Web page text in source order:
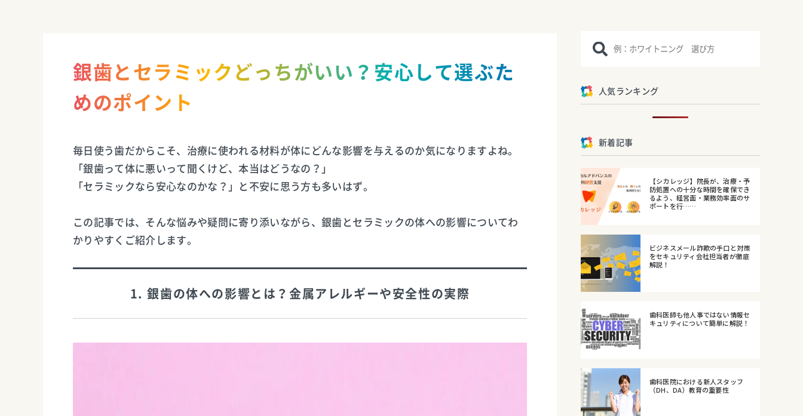
銀歯とセラミックどっちがいい？安心して選ぶた
めのポイント
毎日使う歯だからこそ、治療に使われる材料が体にどんな影響を与えるのか気になりますよね。
「銀歯って体に悪いって聞くけど、本当はどうなの？」
「セラミックなら安心なのかな？」と不安に思う方も多いはず。
この記事では、そんな悩みや疑問に寄り添いながら、銀歯とセラミックの体への影響についてわ
かりやすくご紹介します。
1. 銀歯の体への影響とは？金属アレルギーや安全性の実際
人気ランキング
新着記事
【シカレッジ】院長が、治療・予
防処置への十分な時間を確保でき
るよう、経営面・業務効率面のサ
ポートを行……
ビジネスメール詐欺の手口と対策
をセキュリティ会社担当者が徹底
解説！
歯科医師も他人事ではない情報セ
キュリティについて簡単に解説！
歯科医院における新人スタッフ
（DH、DA）教育の重要性